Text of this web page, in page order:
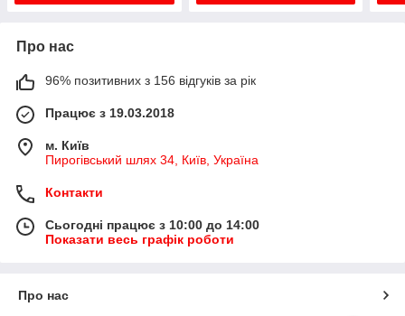
Про нас
96% позитивних з 156 відгуків за рік
Працює з 19.03.2018
м. Київ
Пирогівський шлях 34, Київ, Україна
Контакти
Сьогодні працює з 10:00 до 14:00
Показати весь графік роботи
Про нас